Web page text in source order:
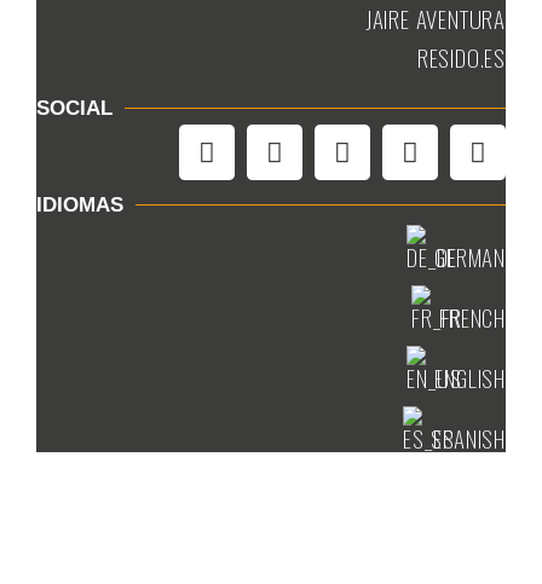
JAIRE AVENTURA
RESIDO.ES
SOCIAL
IDIOMAS
GERMAN
FRENCH
ENGLISH
SPANISH